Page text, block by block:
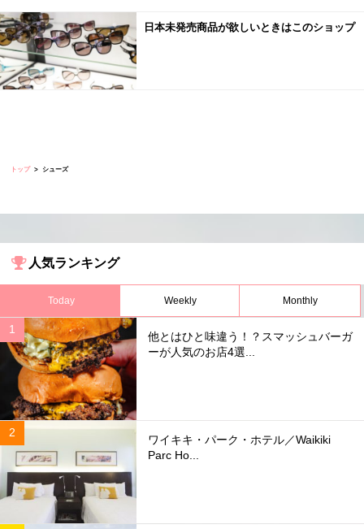
日本未発売商品が欲しいときはこのショップ
トップ シューズ
人気ランキング
Today Weekly Monthly
他とはひと味違う！？スマッシュバーガ
ーが人気のお店4選...
ワイキキ・パーク・ホテル／Waikiki
Parc Ho...